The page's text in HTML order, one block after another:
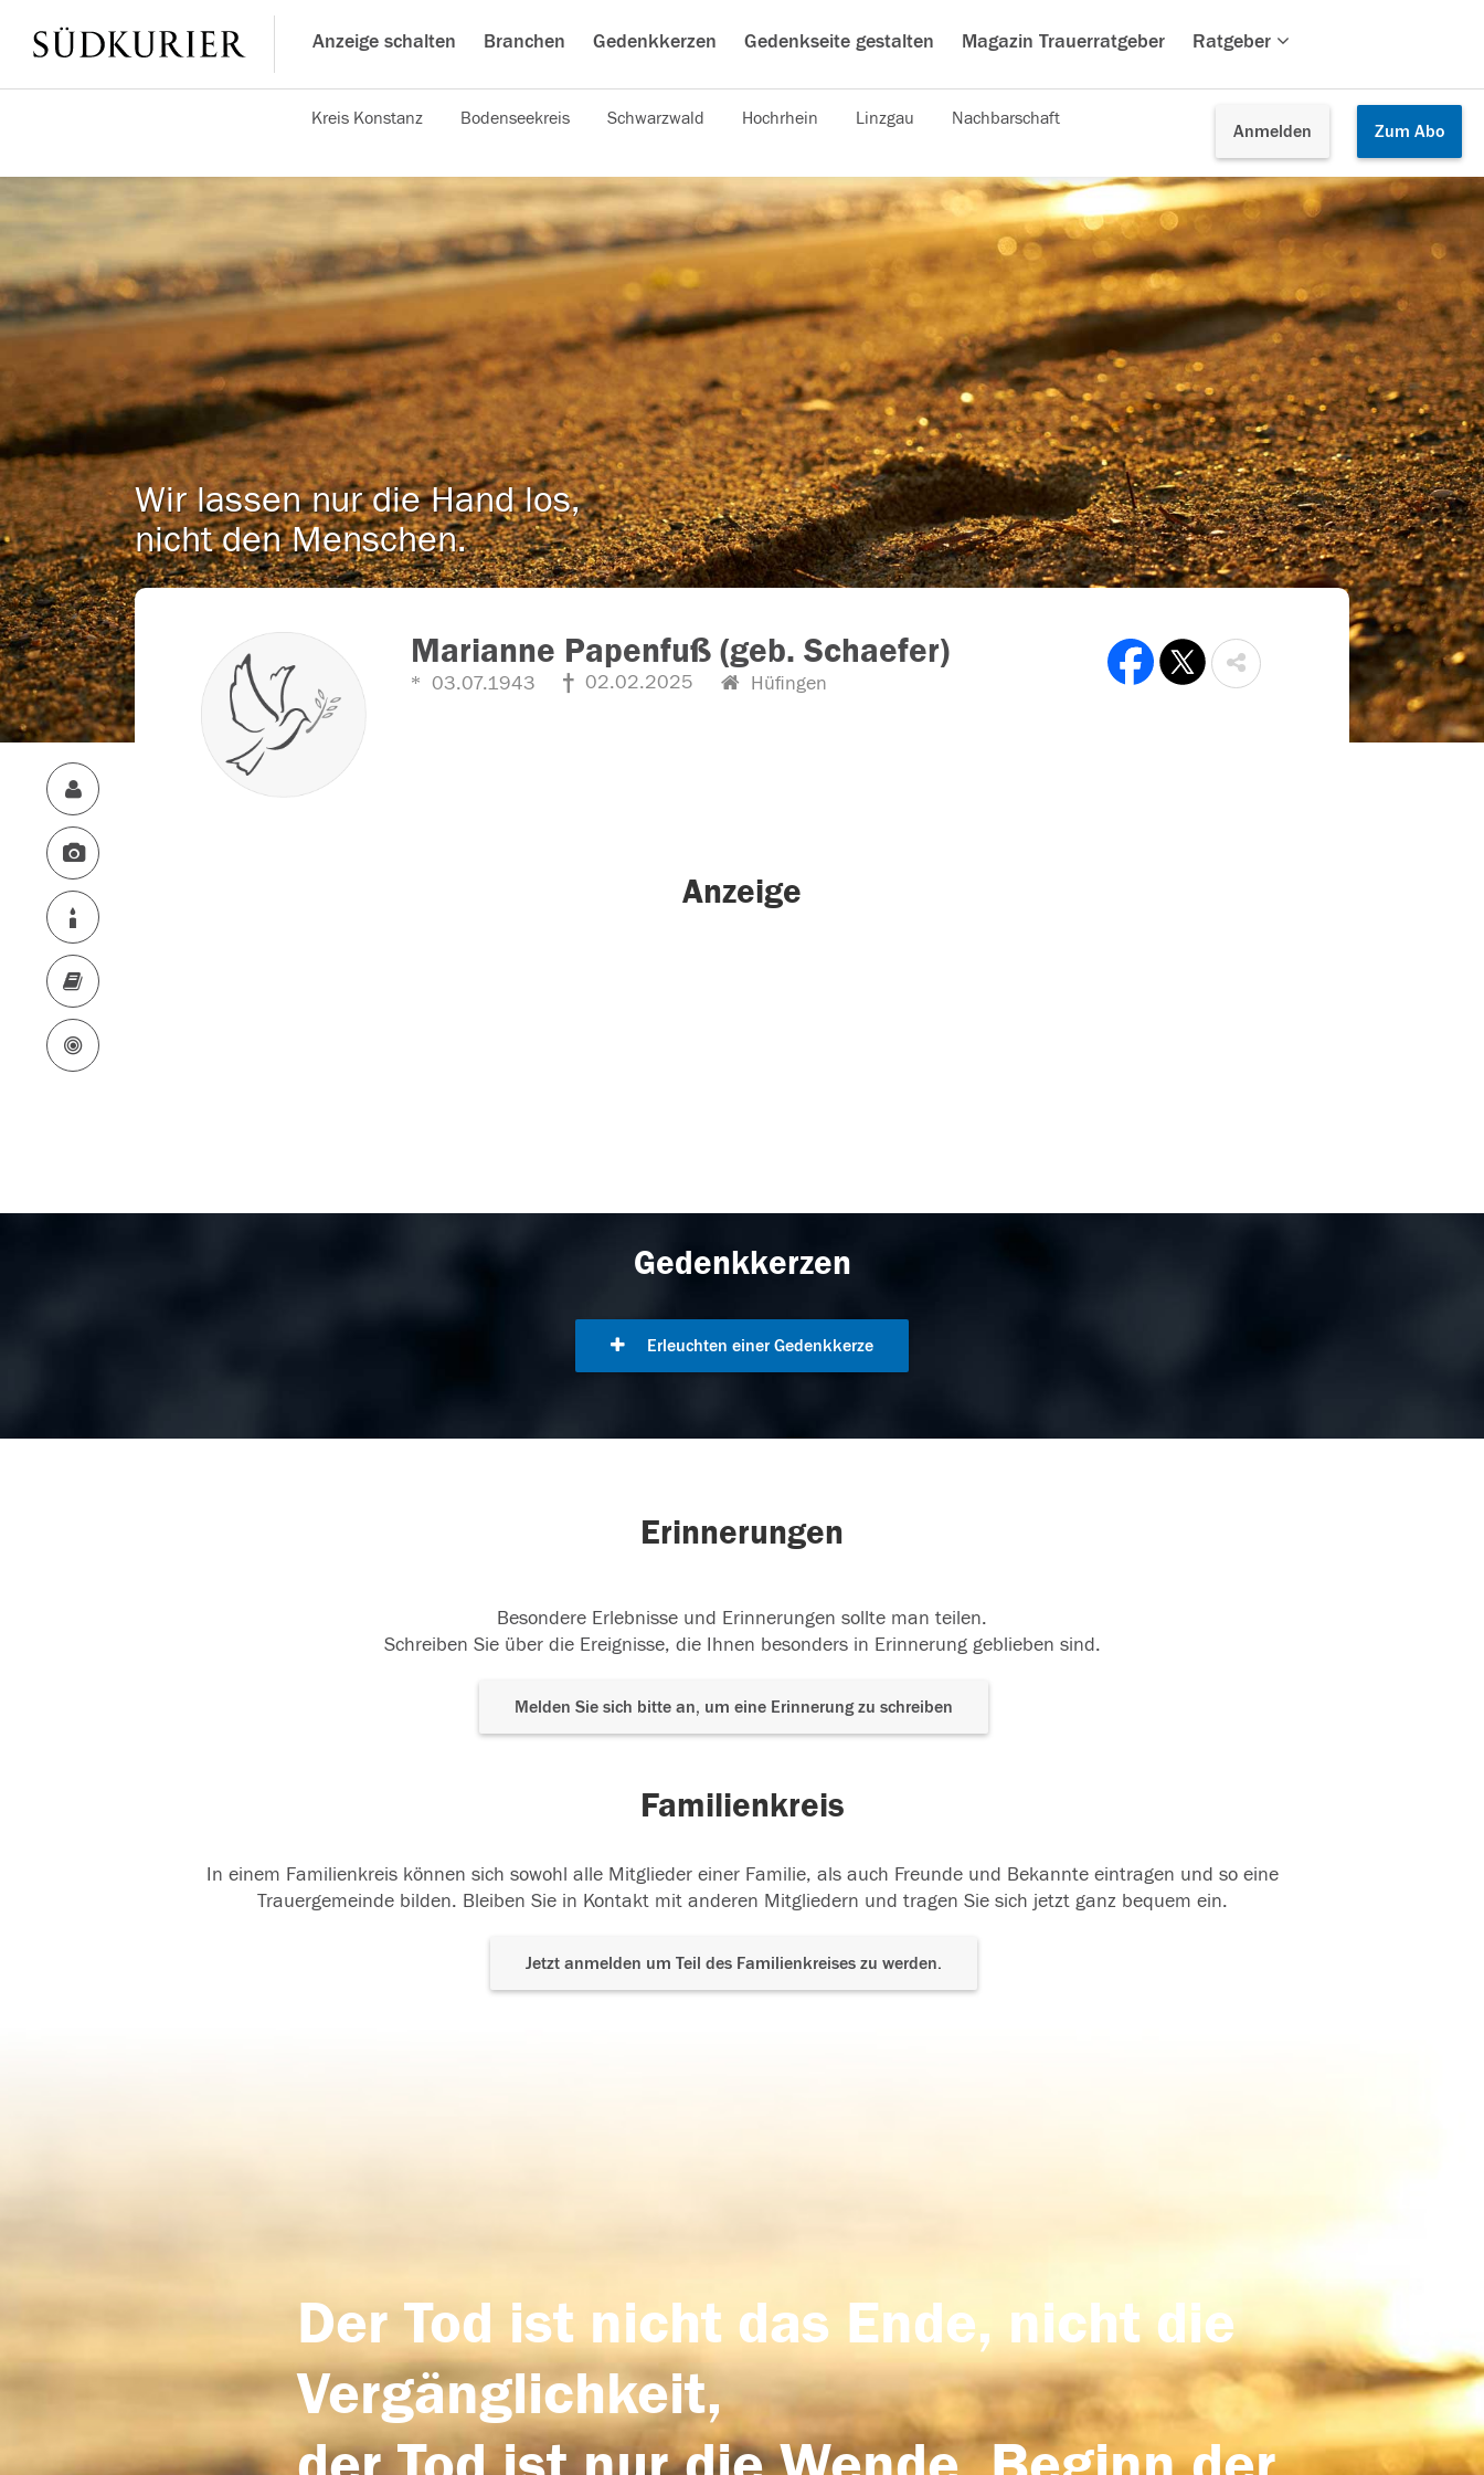
Anzeige schalten Branchen Gedenkkerzen Gedenkseite gestalten Magazin Trauerratgeber Ratgeber
Anmelden Zum Abo
Kreis Konstanz Bodenseekreis Schwarzwald Hochrhein Linzgau Nachbarschaft
Wir lassen nur die Hand los,
nicht den Menschen.
Marianne Papenfuß (geb. Schaefer)
03.07.1943 02.02.2025 Hüfingen
Anzeige
Gedenkkerzen
Erleuchten einer Gedenkkerze
Erinnerungen
Besondere Erlebnisse und Erinnerungen sollte man teilen.
Schreiben Sie über die Ereignisse, die Ihnen besonders in Erinnerung geblieben sind.
Melden Sie sich bitte an, um eine Erinnerung zu schreiben
Familienkreis
In einem Familienkreis können sich sowohl alle Mitglieder einer Familie, als auch Freunde und Bekannte eintragen und so eine
Trauergemeinde bilden. Bleiben Sie in Kontakt mit anderen Mitgliedern und tragen Sie sich jetzt ganz bequem ein.
Jetzt anmelden um Teil des Familienkreises zu werden.
Der Tod ist nicht das Ende, nicht die
Vergänglichkeit,